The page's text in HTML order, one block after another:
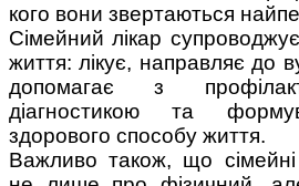
кого вони звертаються
Сімейний лікар
життя: лікує, направляє до
допомагає з
діагностикою та
здорового способу життя.
Важливо також, що сімейні